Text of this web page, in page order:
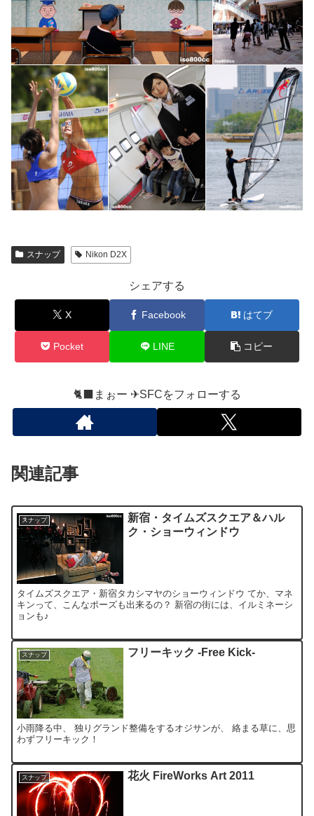
スナップ Nikon D2X
シェアする
X Facebook はてブ
Pocket LINE コピー
🐈‍⬛まぉー ✈︎SFCをフォローする
関連記事
スナップ
新宿・タイムズスクエア＆ハル
ク・ショーウィンドウ
タイムズスクエア・新宿タカシマヤのショーウィンドウ てか、マネ
キンって、こんなポーズも出来るの？ 新宿の街には、イルミネーシ
ョンも♪
スナップ フリーキック -Free Kick-
小雨降る中、 独りグランド整備をするオジサンが、 絡まる草に、思
わずフリーキック！
スナップ 花火 FireWorks Art 2011